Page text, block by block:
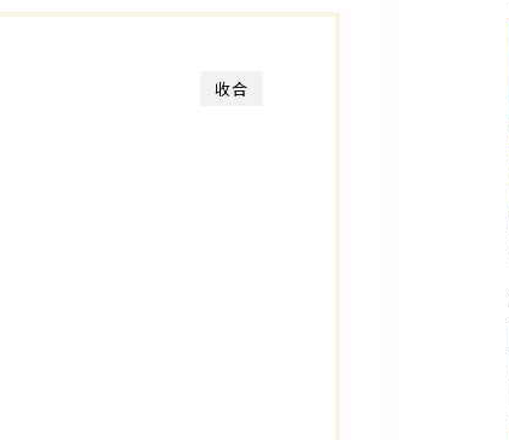
收合